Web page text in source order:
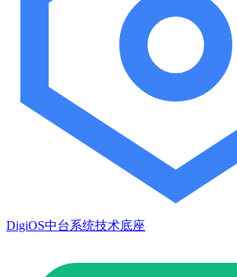
DigiOS中台系统技术底座